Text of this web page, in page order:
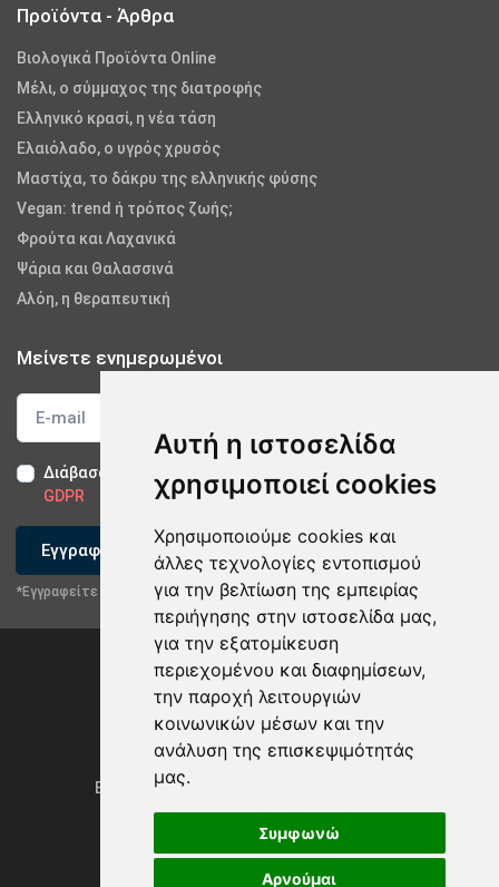
Αυτή η ιστοσελίδα
χρησιμοποιεί cookies
Χρησιμοποιούμε cookies και
άλλες τεχνολογίες εντοπισμού
για την βελτίωση της εμπειρίας
περιήγησης στην ιστοσελίδα μας,
για την εξατομίκευση
περιεχομένου και διαφημίσεων,
την παροχή λειτουργιών
κοινωνικών μέσων και την
ανάλυση της επισκεψιμότητάς
μας.
Συμφωνώ
Αρνούμαι
Προϊόντα - Άρθρα
Βιολογικά Προϊόντα Online
Μέλι, ο σύμμαχος της διατροφής
Ελληνικό κρασί, η νέα τάση
Ελαιόλαδο, ο υγρός χρυσός
Μαστίχα, το δάκρυ της ελληνικής φύσης
Vegan: trend ή τρόπος ζωής;
Φρούτα και Λαχανικά
Ψάρια και Θαλασσινά
Αλόη, η θεραπευτική
Μείνετε ενημερωμένοι
Διάβασα και αποδέχομαι τους Όρους Χρήσης -
Δήλωση
GDPR
Εγγραφείτε
*Εγγραφείτε στο newsletter μας
Privacy Policy & GDPR
Ενημέρωση προτιμήσεων των cookies